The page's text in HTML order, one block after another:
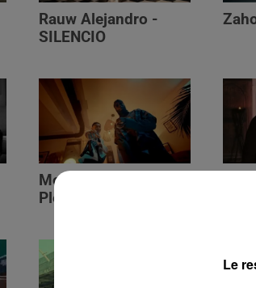
Rauw Alejandro -
SILENCIO
Monsieur Nov‬ -
Please (feat. RSKO)
Le